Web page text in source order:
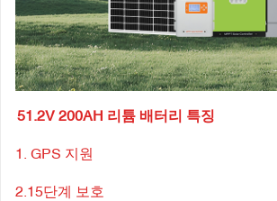
51.2V 200AH 리튬 배터리 특징
1. GPS 지원
2.15단계 보호